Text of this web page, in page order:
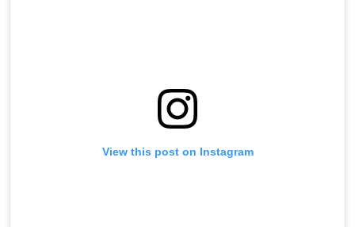
View this post on Instagram